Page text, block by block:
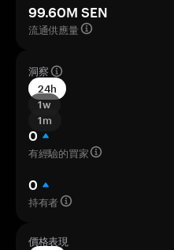
99.60M SEN
流通供應量
洞察
24h
1w
1m
0
有經驗的買家
0
持有者
價格表現